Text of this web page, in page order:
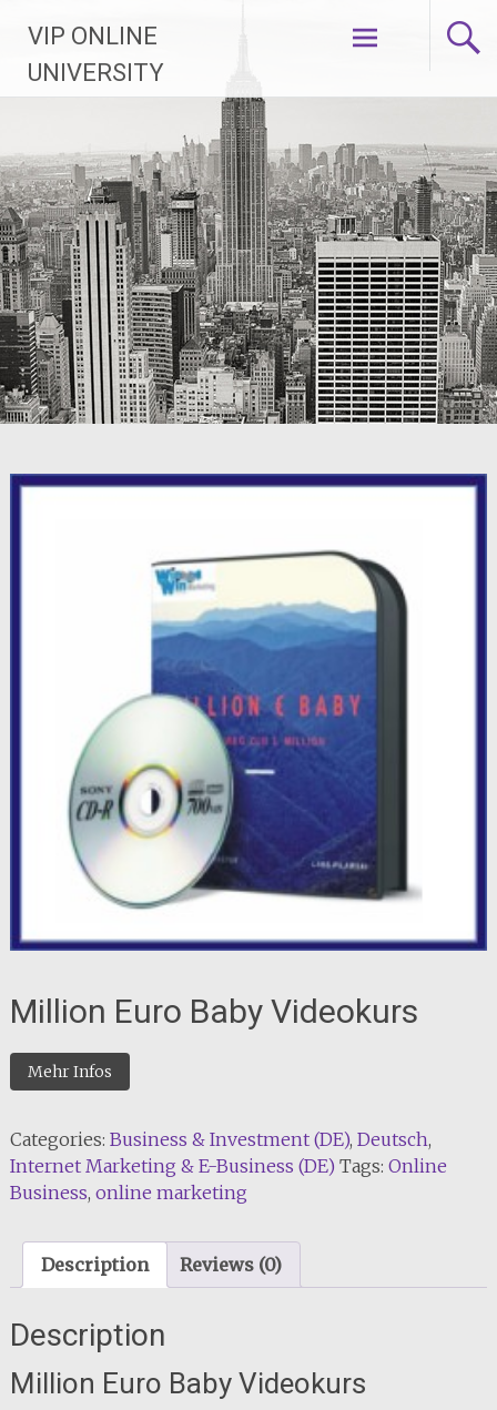
content
VIP ONLINE
UNIVERSITY
Million Euro Baby Videokurs
Mehr Infos
Categories: Business & Investment (DE), Deutsch,
Internet Marketing & E-Business (DE) Tags: Online
Business, online marketing
Description Reviews (0)
Description
Million Euro Baby Videokurs